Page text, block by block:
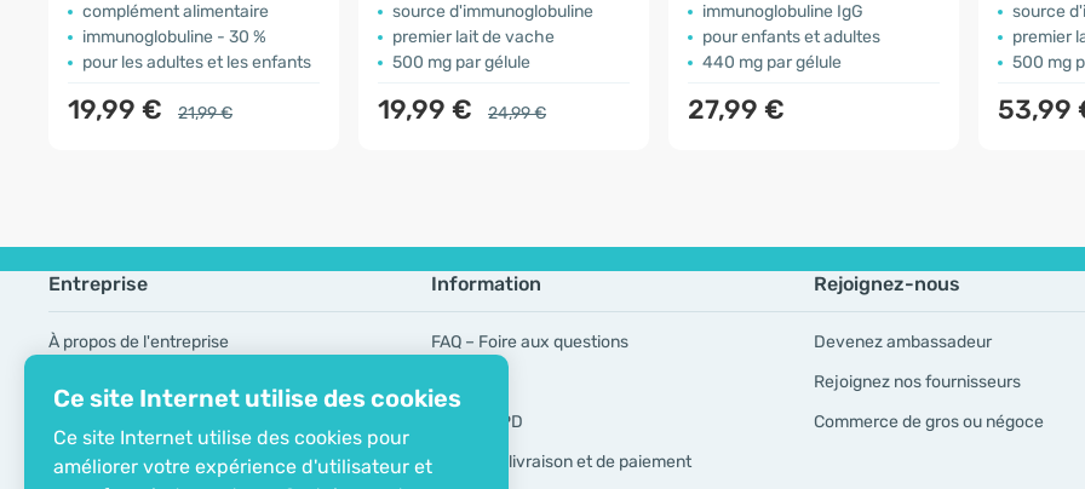
Ce site Internet utilise des cookies
Ce site Internet utilise des cookies pour
améliorer votre expérience d'utilisateur et
complément alimentaire
immunoglobuline - 30 %
pour les adultes et les enfants
19,99 € 21,99 €
source d'immunoglobuline
premier lait de vache
500 mg par gélule
19,99 € 24,99 €
immunoglobuline IgG
pour enfants et adultes
440 mg par gélule
27,99 €
source
premier
500 mg
53,99
Entreprise
À propos de l'entreprise
Information
FAQ – Foire aux questions
Outils RGPD
Modes de livraison et de paiement
Rejoignez-nous
Devenez ambassadeur
Rejoignez nos fournisseurs
Commerce de gros ou négoce